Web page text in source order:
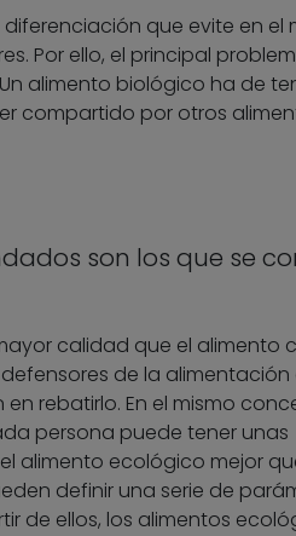
que evite en el
Por ello, el principal
alimento biológico ha de
compartido por otros
son los que se
calidad que el alimento
de la
rebatirlo. En el mismo
persona puede tener unas
alimento ecológico mejor
definir una serie de
de ellos, los alimentos